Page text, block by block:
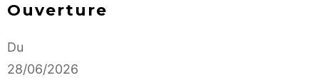
Ouverture
Du
28/06/2026